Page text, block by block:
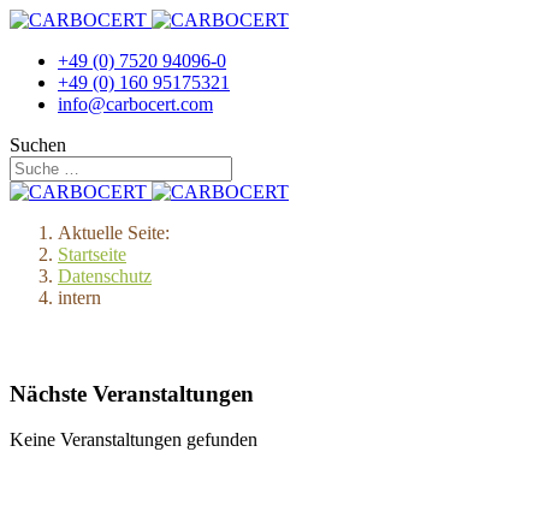
+49 (0) 7520 94096-0
+49 (0) 160 95175321
info@carbocert.com
Suchen
Aktuelle Seite:
Startseite
Datenschutz
intern
Nächste Veranstaltungen
Keine Veranstaltungen gefunden